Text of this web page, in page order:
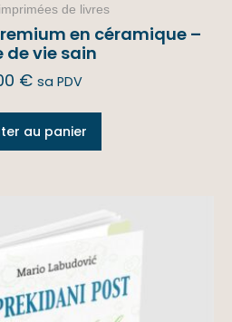
de livres
en céramique –
de vie sain
€ sa PDV
au panier